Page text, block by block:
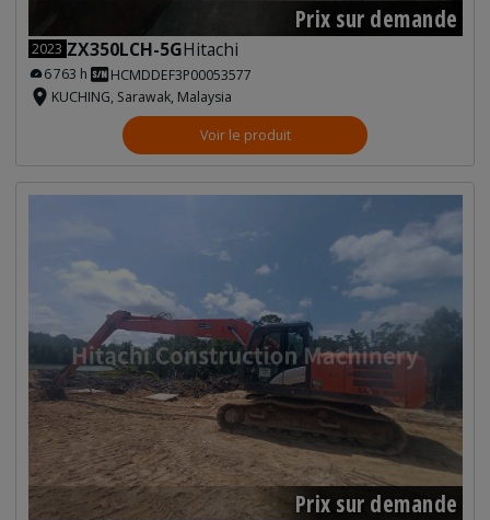
Prix sur demande
2023 ZX350LCH-5GHitachi
6 763 h
HCMDDEF3P00053577
KUCHING, Sarawak, Malaysia
Voir le produit
Prix sur demande